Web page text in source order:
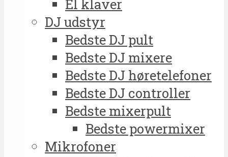
El klaver
DJ udstyr
Bedste DJ pult
Bedste DJ mixere
Bedste DJ høretelefoner
Bedste DJ controller
Bedste mixerpult
Bedste powermixer
Mikrofoner